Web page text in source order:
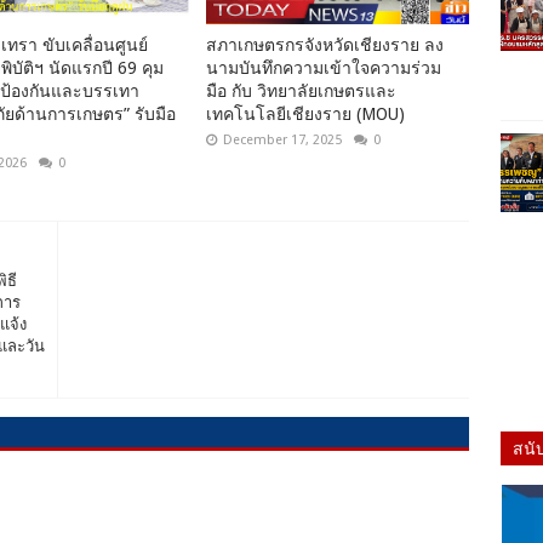
ทรา ขับเคลื่อนศูนย์
บัติฯ นัดแรกปี 69 คุม
องกันและบรรเทา
ด้านการเกษตร” รับมือ
0
สภาเกษตรกรจังหวัดเชียงราย ลง
นามบันทึกความเข้าใจความร่วม
มือ กับ วิทยาลัยเกษตรและ
เทคโนโลยีเชียงราย (MOU)
December 17, 2025 0
ธี
ร
จ้ง
ละวัน
สนั